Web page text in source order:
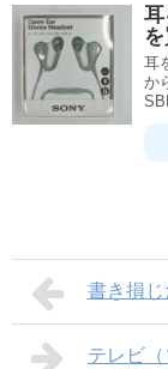
耳
か
書き損
テレビ